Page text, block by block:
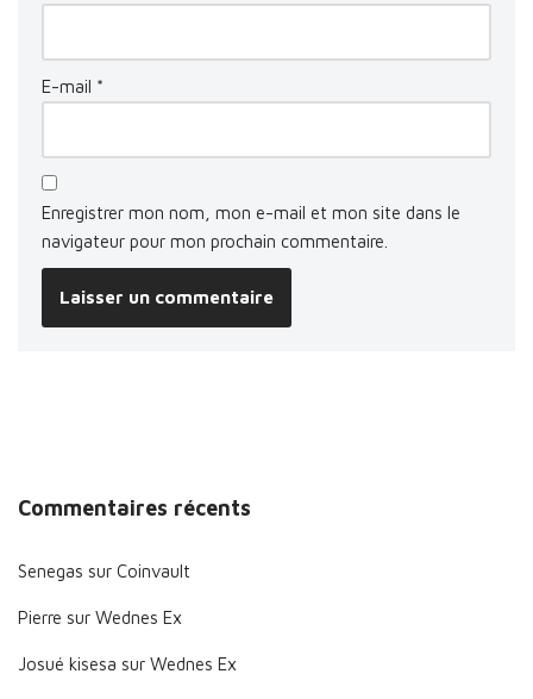
E-mail *
Enregistrer mon nom, mon e-mail et mon site dans le
navigateur pour mon prochain commentaire.
Commentaires récents
Senegas sur Coinvault
Pierre sur Wednes Ex
Josué kisesa sur Wednes Ex